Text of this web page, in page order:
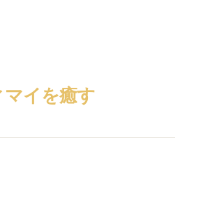
イを癒す